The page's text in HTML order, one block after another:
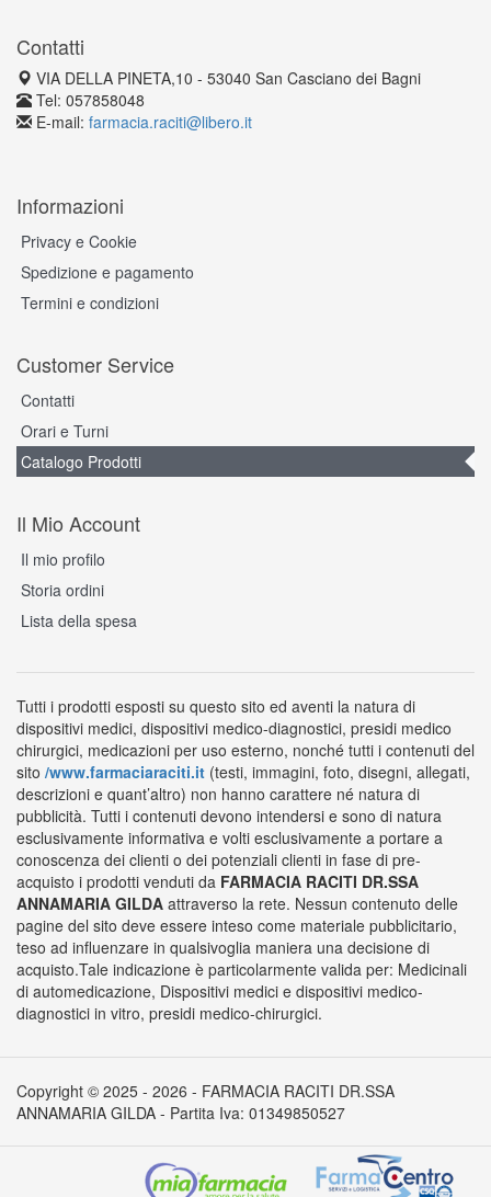
Contatti
VIA DELLA PINETA,10 - 53040 San Casciano dei Bagni
Tel: 057858048
E-mail: farmacia.raciti@libero.it
Informazioni
Privacy e Cookie
Spedizione e pagamento
Termini e condizioni
Customer Service
Contatti
Orari e Turni
Catalogo Prodotti
Il Mio Account
Il mio profilo
Storia ordini
Lista della spesa
Tutti i prodotti esposti su questo sito ed aventi la natura di
dispositivi medici, dispositivi medico-diagnostici, presidi medico
chirurgici, medicazioni per uso esterno, nonché tutti i contenuti del
sito /www.farmaciaraciti.it (testi, immagini, foto, disegni, allegati,
descrizioni e quant’altro) non hanno carattere né natura di
pubblicità. Tutti i contenuti devono intendersi e sono di natura
esclusivamente informativa e volti esclusivamente a portare a
conoscenza dei clienti o dei potenziali clienti in fase di pre-
acquisto i prodotti venduti da FARMACIA RACITI DR.SSA
ANNAMARIA GILDA attraverso la rete. Nessun contenuto delle
pagine del sito deve essere inteso come materiale pubblicitario,
teso ad influenzare in qualsivoglia maniera una decisione di
acquisto.Tale indicazione è particolarmente valida per: Medicinali
di automedicazione, Dispositivi medici e dispositivi medico-
diagnostici in vitro, presidi medico-chirurgici.
Copyright © 2025 - 2026 - FARMACIA RACITI DR.SSA
ANNAMARIA GILDA - Partita Iva: 01349850527